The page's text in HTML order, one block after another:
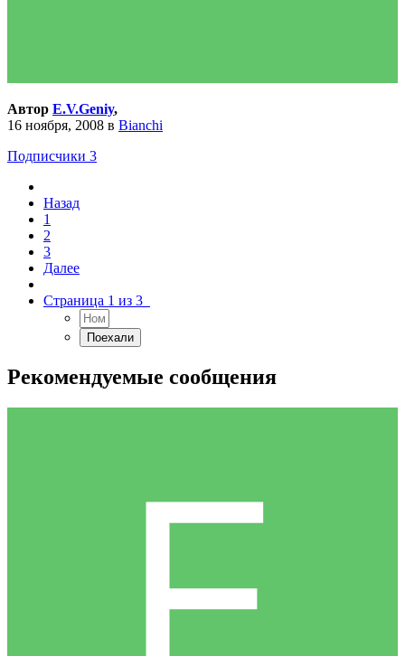
Автор E.V.Geniy,
16 ноября, 2008 в Bianchi
Подписчики 3
Назад
1
2
3
Далее
Страница 1 из 3
Рекомендуемые сообщения